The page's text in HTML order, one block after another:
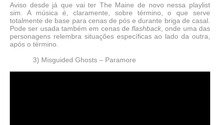
Aviso desde já que vai ter The Maine de novo nessa playlist
sim. A música é, claramente, sobre término, o que serve
totalmente de base para cenas de pós e durante briga de casal.
Pode ser usada também em cenas deflashback , onde uma das
personagens relembra situações específicas ao lado da outra,
após o término.
3) Misguided Ghosts – Paramore